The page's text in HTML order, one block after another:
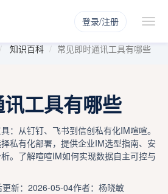
登录/注册
知识百科 常见即时通讯工具有哪些
工具有哪些
：从钉钉、飞书到信创私有化IM喧喧。
私有化部署，提供企业IM选型指南、安
。了解喧喧IM如何实现数据自主可控与
更新：2026-05-04作者：杨晓敏